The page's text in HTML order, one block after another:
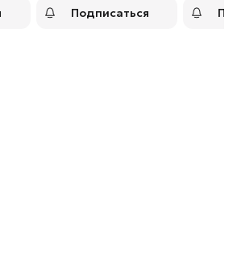
Подписаться